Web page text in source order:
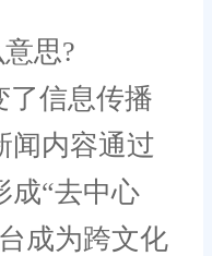
思?
了信息传播
闻内容通过
成“去中心
成为跨文化